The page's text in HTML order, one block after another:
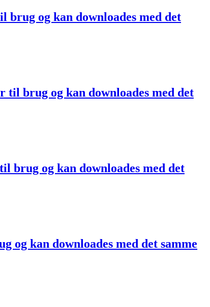
brug og kan downloades med det
til brug og kan downloades med det
brug og kan downloades med det
og kan downloades med det samme